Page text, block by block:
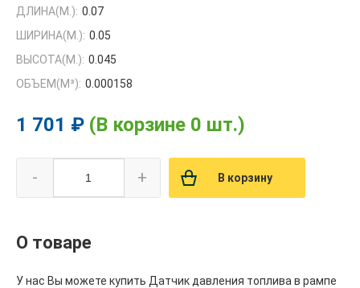
ДЛИНА(М.): 0.07
ШИРИНА(М.): 0.05
ВЫСОТА(М.): 0.045
ОБЪЕМ(M³): 0.000158
1 701 ₽ (В корзине 0 шт.)
- + В корзину
О товаре
У нас Вы можете купить Датчик давления топлива в рампе